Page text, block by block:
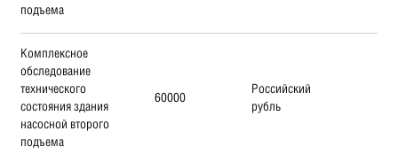
подъема
Комплексное
обследование
технического
состояния здания
насосной второго
подъема
60000
Российский
рубль